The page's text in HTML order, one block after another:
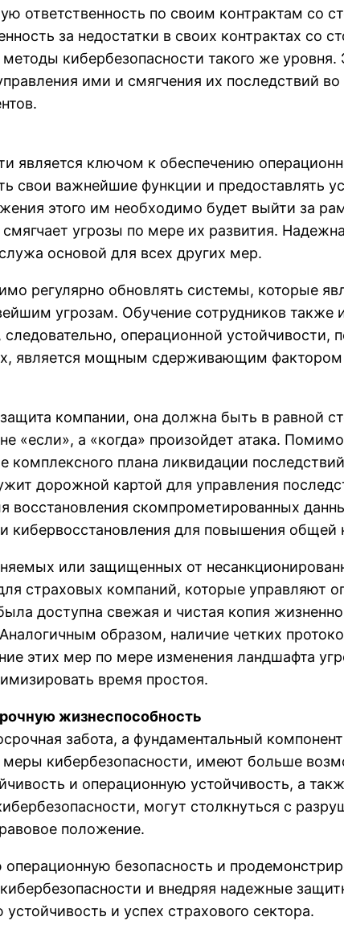
ответственность по своим контрактам со
за недостатки в своих контрактах со
кибербезопасности такого же
ими и смягчения их последствий
является ключом к обеспечению
свои важнейшие функции и предоставлять
этого им необходимо будет выйти за
угрозы по мере их развития.
основой для всех других мер.
регулярно обновлять системы, которые
угрозам. Обучение сотрудников
операционной устойчивости,
является мощным сдерживающим
компании, она должна быть в равной
«если», а «когда» произойдет атака.
комплексного плана ликвидации
дорожной картой для управления
восстановления скомпрометированных
для повышения общей
или защищенных от
страховых компаний, которые
доступна свежая и чистая копия
образом, наличие четких
этих мер по мере изменения ландшафта
время простоя.
жизнеспособность
забота, а фундаментальный
кибербезопасности, имеют больше
и операционную устойчивость, а
могут столкнуться с
положение.
безопасность и
и внедряя надежные
и успех страхового сектора.